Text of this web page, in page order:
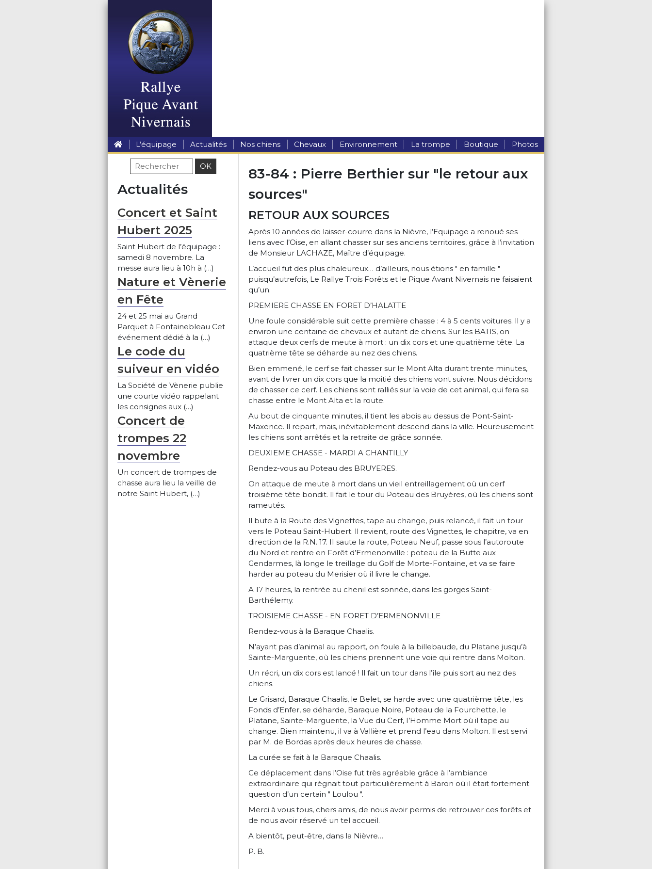
L’équipage Actualités Nos chiens Chevaux Environnement La trompe Boutique Photos
83-84 : Pierre Berthier sur "le retour aux
sources"
RETOUR AUX SOURCES
Après 10 années de laisser-courre dans la Nièvre, l’Equipage a renoué ses
liens avec l’Oise, en allant chasser sur ses anciens territoires, grâce à l’invitation
de Monsieur LACHAZE, Maître d’équipage.
L’accueil fut des plus chaleureux… d’ailleurs, nous étions " en famille "
puisqu’autrefois, Le Rallye Trois Forêts et le Pique Avant Nivernais ne faisaient
qu’un.
PREMIERE CHASSE EN FORET D’HALATTE
Une foule considérable suit cette première chasse : 4 à 5 cents voitures. ll y a
environ une centaine de chevaux et autant de chiens. Sur les BATIS, on
attaque deux cerfs de meute à mort : un dix cors et une quatrième tête. La
quatrième tête se déharde au nez des chiens.
Bien emmené, le cerf se fait chasser sur le Mont Alta durant trente minutes,
avant de livrer un dix cors que la moitié des chiens vont suivre. Nous décidons
de chasser ce cerf. Les chiens sont ralliés sur la voie de cet animal, qui fera sa
chasse entre le Mont Alta et la route.
Au bout de cinquante minutes, il tient les abois au dessus de Pont-Saint-
Maxence. ll repart, mais, inévitablement descend dans la ville. Heureusement
les chiens sont arrêtés et la retraite de grâce sonnée.
DEUXIEME CHASSE - MARDI A CHANTILLY
Rendez-vous au Poteau des BRUYERES.
On attaque de meute à mort dans un vieil entreillagement où un cerf
troisième tête bondit. ll fait le tour du Poteau des Bruyères, où les chiens sont
rameutés.
ll bute à la Route des Vignettes, tape au change, puis relancé, il fait un tour
vers le Poteau Saint-Hubert. ll revient, route des Vignettes, le chapitre, va en
direction de la R.N. 17. II saute la route, Poteau Neuf, passe sous l’autoroute
du Nord et rentre en Forêt d’Ermenonville : poteau de la Butte aux
Gendarmes, là longe le treillage du Golf de Morte-Fontaine, et va se faire
harder au poteau du Merisier où il livre le change.
A 17 heures, la rentrée au chenil est sonnée, dans les gorges Saint-
Barthélemy.
TROISIEME CHASSE - EN FORET D’ERMENONVILLE
Rendez-vous à la Baraque Chaalis.
N’ayant pas d’animal au rapport, on foule à la billebaude, du Platane jusqu’à
Sainte-Marguerite, où les chiens prennent une voie qui rentre dans Molton.
Un récri, un dix cors est lancé ! ll fait un tour dans l’île puis sort au nez des
chiens.
Le Grisard, Baraque Chaalis, le Belet, se harde avec une quatrième tête, les
Fonds d’Enfer, se déharde, Baraque Noire, Poteau de la Fourchette, le
Platane, Sainte-Marguerite, la Vue du Cerf, I’Homme Mort où il tape au
change. Bien maintenu, il va à Vallière et prend l’eau dans Molton. ll est servi
par M. de Bordas après deux heures de chasse.
La curée se fait à la Baraque Chaalis.
Ce déplacement dans l’Oise fut très agréable grâce à l’ambiance
extraordinaire qui régnait tout particulièrement à Baron où il était fortement
question d’un certain " Loulou ".
Merci à vous tous, chers amis, de nous avoir permis de retrouver ces forêts et
de nous avoir réservé un tel accueil.
A bientôt, peut-être, dans la Nièvre…
P. B.
Actualités
Concert et Saint
Hubert 2025
Saint Hubert de l’équipage :
samedi 8 novembre. La
messe aura lieu à 10h à (…)
Nature et Vènerie
en Fête
24 et 25 mai au Grand
Parquet à Fontainebleau Cet
événement dédié à la (…)
Le code du
suiveur en vidéo
La Société de Vènerie publie
une courte vidéo rappelant
les consignes aux (…)
Concert de
trompes 22
novembre
Un concert de trompes de
chasse aura lieu la veille de
notre Saint Hubert, (…)